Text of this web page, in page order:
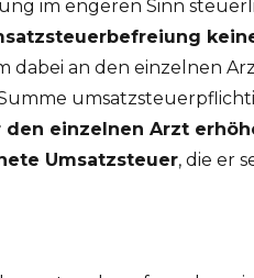
im engeren Sinn
dabei an den einzelnen
den einzelnen Arzt
Umsatzsteuer, die er